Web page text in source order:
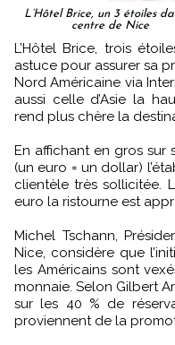
L’Hôtel Brice, un 3 étoiles
centre de Nice
L’Hôtel Brice, trois étoiles du centre de Nice, joue cette
astuce pour assurer sa
Nord Américaine via
aussi celle d’Asie la
rend plus chère la
En affichant en gros sur
(un euro = un dollar)
clientèle très sollicitée.
euro la ristourne est
Michel Tschann,
Nice, considère que
les Américains sont
monnaie. Selon Gilbert
sur les 40 % de
proviennent de la